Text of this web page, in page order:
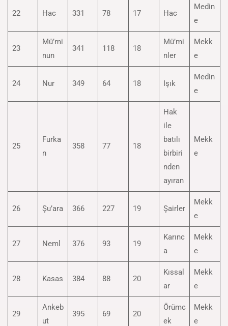
22 Hac 331 78 17 Hac
Medin
e
23
Mü’mi
nun
341 118 18
Mü’mi
nler
Mekk
e
24 Nur 349 64 18 Işık
Medin
e
25
Furka
n
358 77 18
Hak
ile
batılı
birbiri
nden
ayıran
Mekk
e
26 Şu’ara 366 227 19 Şairler
Mekk
e
27 Neml 376 93 19
Karınc
a
Mekk
e
28 Kasas 384 88 20
Kıssal
ar
Mekk
e
29
Ankeb
ut
395 69 20
Örümc
ek
Mekk
e